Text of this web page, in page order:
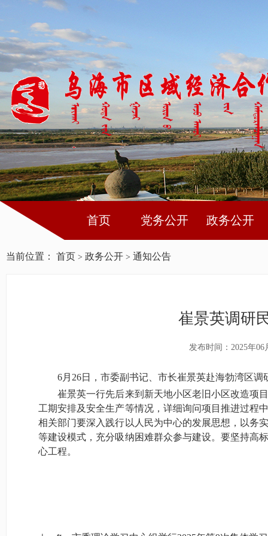
首页 党务公开 政务公开
当前位置： 首页 > 政务公开 > 通知公告
崔景英调研
发布时间：2025年06
6月26日，市委副书记、市长崔景英赴海勃湾区调
崔景英一行先后来到新天地小区老旧小区改造项目
工期安排及安全生产等情况，详细询问项目推进过程
相关部门要深入践行以人民为中心的发展思想，以务
等建设模式，充分吸纳困难群众参与建设。要坚持高
心工程。